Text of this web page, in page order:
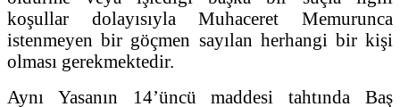
koşullar dolayısıyla Muhaceret Memurunca
istenmeyen bir göçmen sayılan herhangi bir kişi
olması gerekmektedir.
Aynı Yasanın 14’üncü maddesi tahtında Baş